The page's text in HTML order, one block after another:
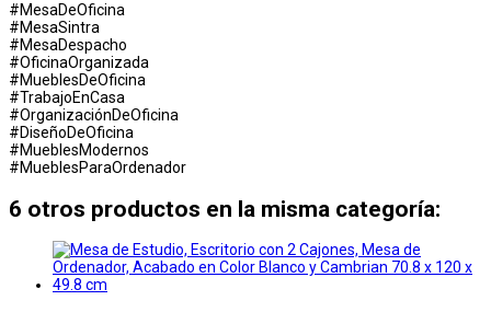
#MesaDeOficina
#MesaSintra
#MesaDespacho
#OficinaOrganizada
#MueblesDeOficina
#TrabajoEnCasa
#OrganizaciónDeOficina
#DiseñoDeOficina
#MueblesModernos
#MueblesParaOrdenador
6 otros productos en la misma categoría: